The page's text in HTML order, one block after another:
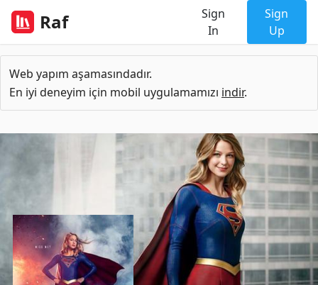
Raf
Sign
In
Sign
Up
Web yapım aşamasındadır.
En iyi deneyim için mobil uygulamamızı indir.